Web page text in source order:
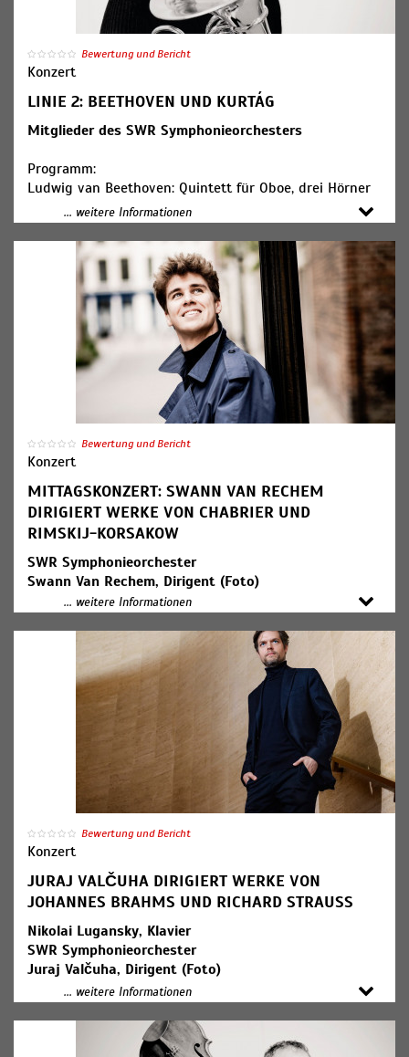
Bewertung und Bericht
Konzert
LINIE 2: BEETHOVEN UND KURTÁG
Mitglieder des SWR Symphonieorchesters
Programm:
Ludwig van Beethoven: Quintett für Oboe, drei Hörner
und Fagott Es-Dur WoO 208
Claude Vivier: Pièce für Violine und Klarinette
György Kurtág: Bläserquintett op. 2
Emilie Mayer: Streichquartett Nr. 1 g-Moll op. 14
... weitere Informationen
Bewertung und Bericht
Konzert
MITTAGSKONZERT: SWANN VAN RECHEM
DIRIGIERT WERKE VON CHABRIER UND
RIMSKIJ-KORSAKOW
SWR Symphonieorchester
Swann Van Rechem, Dirigent (Foto)
Tabea Dupree, Moderation
Emmanuel Chabrier: Suite pastorale
Emmanuel Chabrier: Habanera
Nikolaj Rimskij-Korsakow: Capriccio espagnol op. 34
... weitere Informationen
Bewertung und Bericht
Konzert
JURAJ VALČUHA DIRIGIERT WERKE VON
JOHANNES BRAHMS UND RICHARD STRAUSS
Nikolai Lugansky, Klavier
SWR Symphonieorchester
Juraj Valčuha, Dirigent (Foto)
Johannes Brahms: Klavierkonzert Nr. 1 d-Moll op. 15
Richard Strauss: "Don Juan" op. 20
Richard Strauss: "Till Eulenspiegels lustige Streiche" op.
... weitere Informationen